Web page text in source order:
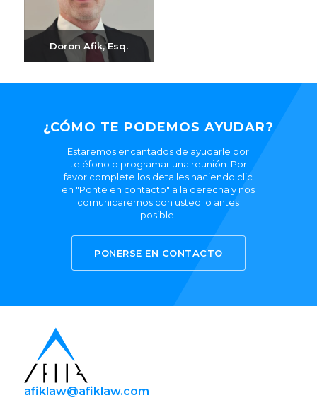
Doron Afik, Esq.
¿CÓMO TE PODEMOS AYUDAR?
Estaremos encantados de ayudarle por
teléfono o programar una reunión. Por
favor complete los detalles haciendo clic
en "Ponte en contacto" a la derecha y nos
comunicaremos con usted lo antes
posible.
PONERSE EN CONTACTO
afiklaw@afiklaw.com